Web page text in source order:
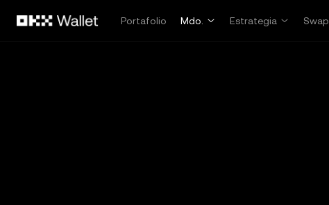
Portafolio
Mdo. Estrategia Swap